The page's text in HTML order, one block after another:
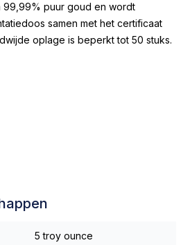
99,99% puur goud en wordt
samen met het certificaat
oplage is beperkt tot 50 stuks.
5 troy ounce